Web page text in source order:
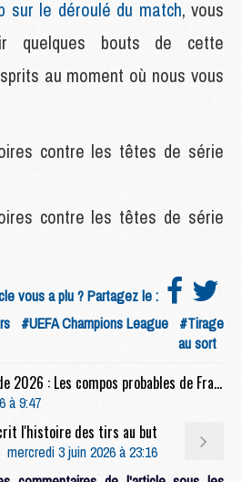
sur le déroulé du match, vous
quelques bouts de cette
au moment où nous vous
contre les têtes de série
contre les têtes de série
vous a plu ? Partagez le :
#UEFA Champions League #Tirage
au sort
Coupe du monde 2026 : Les compos probables de France/Côte d'Ivoire sans Parisien, mais avec une piste du PSG
à 9:47
l'histoire des tirs au but
mercredi 3 juin 2026 à 23:16